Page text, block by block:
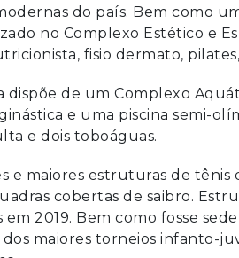
do país. Bem como
no Complexo Estético e
fisio dermato,
dispõe de um Complexo
e uma piscina semi-
e dois toboáguas.
e maiores estruturas de tênis
cobertas de saibro.
2019. Bem como fosse
maiores torneios infanto-